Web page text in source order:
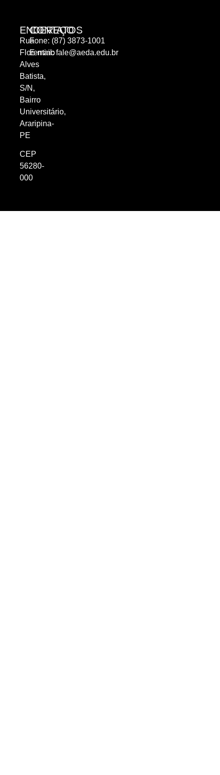
ENDEREÇO
Rua
Florentino
Alves
Batista,
S/N,
Bairro
Universitário,
Araripina-
PE
CEP
56280-
000
CONTATOS
Fone: (87) 3873-1001
E-mail:fale@aeda.edu.br